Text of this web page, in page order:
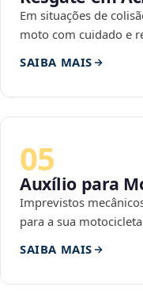
Em situações de
moto com cuidado e
SAIBA MAIS
05
Auxílio para
Imprevistos
para a sua
SAIBA MAIS